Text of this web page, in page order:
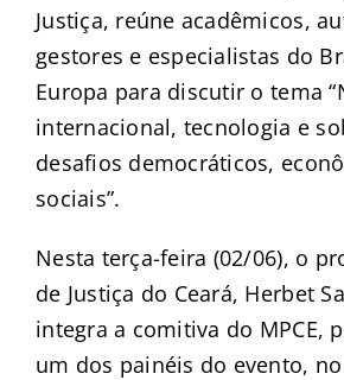
Justiça, reúne acadêmicos,
gestores e especialistas do
Europa para discutir o tema
internacional, tecnologia e
desafios democráticos,
sociais”.
Nesta terça-feira (02/06), o
de Justiça do Ceará, Herbet
integra a comitiva do MPCE,
um dos painéis do evento,